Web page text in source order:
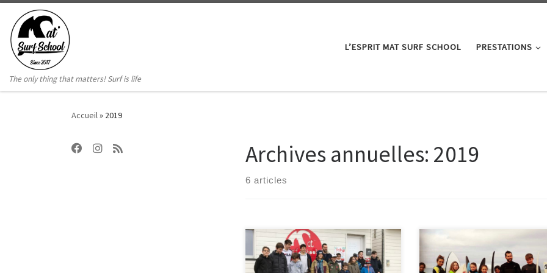
Passer au contenu
The only thing that matters! Surf is life
L’ESPRIT MAT SURF SCHOOL PRESTATIONS
Accueil» 2019
Archives annuelles: 2019
6 articles
Rendez-vous Samedi 21 Décembre
2019 à 15h à l’école de surf pour le
Nettoyage de Plage annuel. Nous
Super résultats pour mon groupe
compétition qui représentait le
SCWAL au championnat